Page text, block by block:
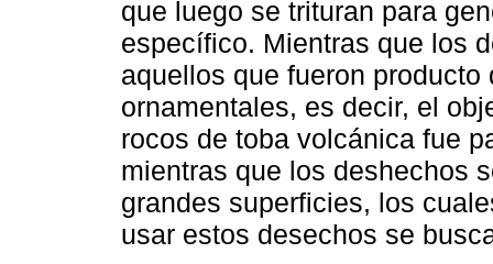
que luego se trituran para
específico. Mientras que los
aquellos que fueron
ornamentales, es decir, el
rocos de toba volcánica fue
mientras que los deshechos
grandes superficies, los
usar estos desechos se